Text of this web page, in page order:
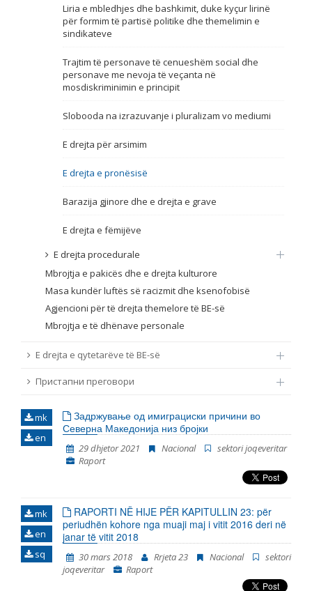
Liria e mbledhjes dhe bashkimit, duke kyçur lirinë
për formim të partisë politike dhe themelimin e
sindikateve
Trajtim të personave të cenueshëm social dhe
personave me nevoja të veçanta në
mosdiskriminimin e principit
Slobooda na izrazuvanje i pluralizam vo mediumi
E drejta për arsimim
E drejta e pronësisë
Barazija gjinore dhe e drejta e grave
E drejta e fëmijëve
E drejta procedurale
Mbrojtja e pakicës dhe e drejta kulturore
Masa kundër luftës së racizmit dhe ksenofobisë
Agjencioni për të drejta themelore të BE-së
Mbrojtja e të dhënave personale
E drejta e qytetarëve të BE-së
Пристапни преговори
mk
en
Задржување од имиграциски причини во
Северна Македонија низ бројки
29 dhjetor 2021 Nacional
sektori joqeveritar
Raport
mk
en
sq
RAPORTI NË HIJE PËR KAPITULLIN 23: për
periudhën kohore nga muaji maj i vitit 2016 deri në
janar të vitit 2018
30 mars 2018 Rrjeta 23 Nacional
sektori
joqeveritar
Raport